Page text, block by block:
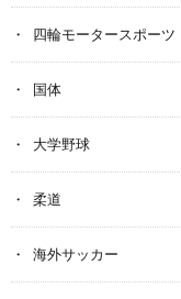
四輪モータースポーツ
国体
大学野球
柔道
海外サッカー